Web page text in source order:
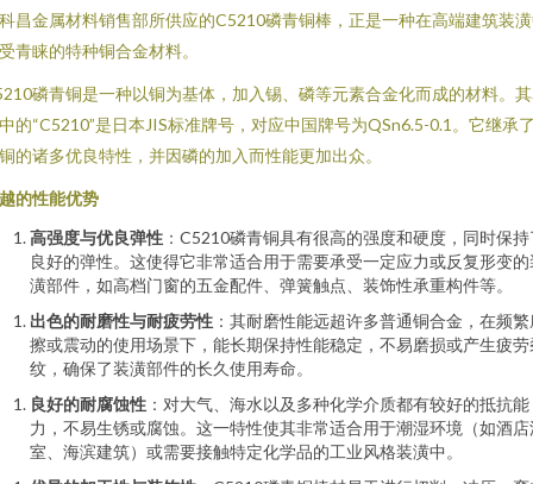
昌金属材料销售部所供应的C5210磷青铜棒，正是一种在高端建筑装
青睐的特种铜合金材料。
磷青铜是一种以铜为基体，加入锡、磷等元素合金化而成的材料。
的“C5210”是日本JIS标准牌号，对应中国牌号为QSn6.5-0.1。它继承
的诸多优良特性，并因磷的加入而性能更加出众。
的性能优势
高强度与优良弹性 ：C5210磷青铜具有很高的强度和硬度，同时保持
良好的弹性。这使得它非常适合用于需要承受一定应力或反复形变的
潢部件，如高档门窗的五金配件、弹簧触点、装饰性承重构件等。
出色的耐磨性与耐疲劳性 ：其耐磨性能远超许多普通铜合金，在频
擦或震动的使用场景下，能长期保持性能稳定，不易磨损或产生疲劳
纹，确保了装潢部件的长久使用寿命。
良好的耐腐蚀性 ：对大气、海水以及多种化学介质都有较好的抵抗能
力，不易生锈或腐蚀。这一特性使其非常适合用于潮湿环境（如酒店
室、海滨建筑）或需要接触特定化学品的工业风格装潢中。